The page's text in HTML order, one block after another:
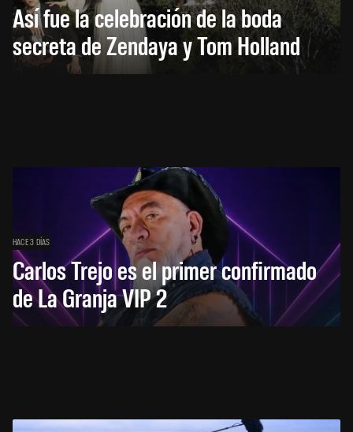
Así fue la celebración de la boda
secreta de Zendaya y Tom Holland
HACE 3 DÍAS
Carlos Trejo es el primer confirmado
de La Granja VIP 2